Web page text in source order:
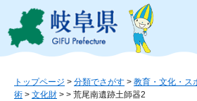
ジ
ュ
このページの本文へ
トップページ > 分類でさがす > 教育・文化・ス
術 > 文化財 > > 荒尾南遺跡土師器2